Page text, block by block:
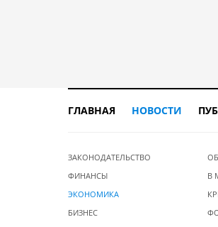
ГЛАВНАЯ НОВОСТИ
ЗАКОНОДАТЕЛЬСТВО
ФИНАНСЫ
ЭКОНОМИКА
БИЗНЕС
В